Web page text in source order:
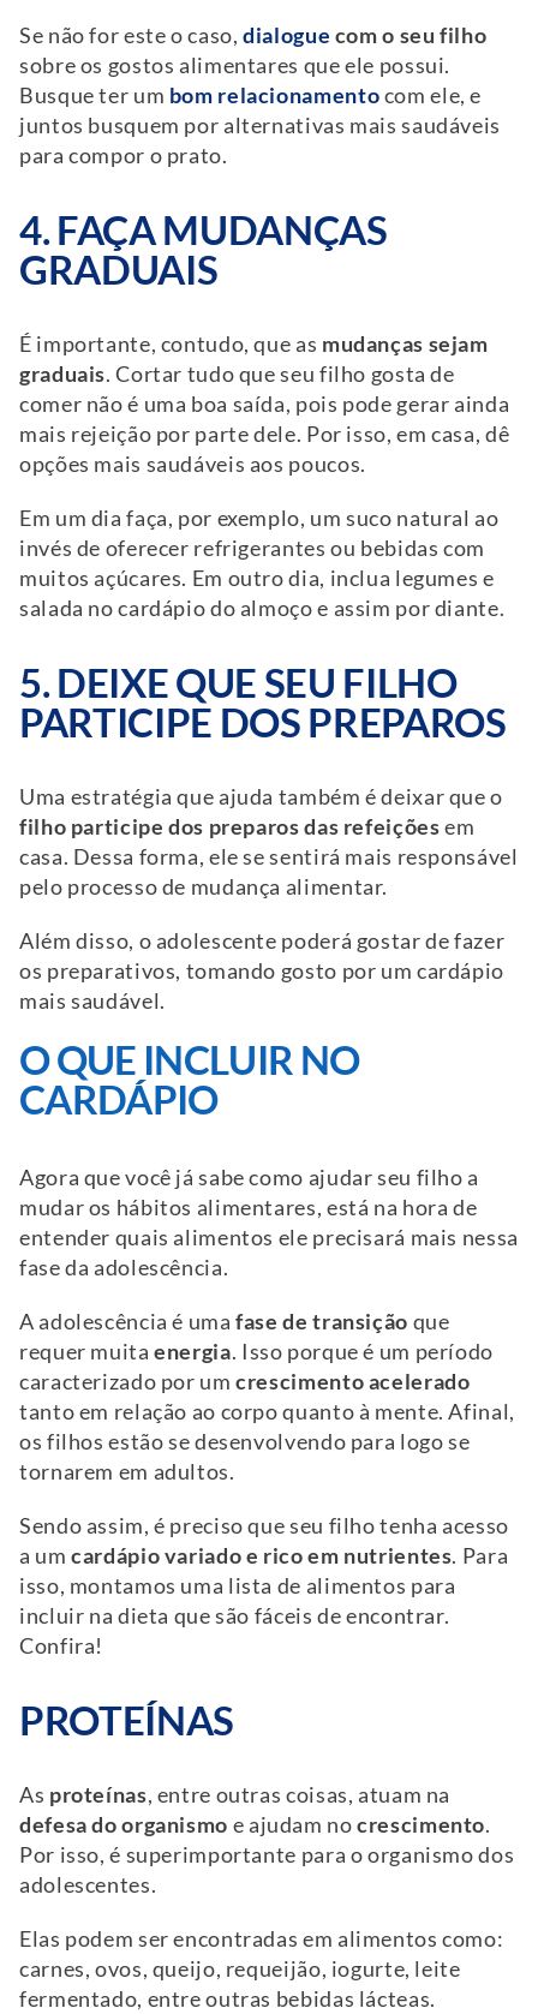
Se não for este o caso,dialogue com o seu filho
sobre os gostos alimentares que ele possui.
Busque ter um bom relacionamentocom ele, e
juntos busquem por alternativas mais saudáveis
para compor o prato.
4. FAÇA MUDANÇAS
GRADUAIS
É importante, contudo, que as mudanças sejam
graduais. Cortar tudo que seu filho gosta de
comer não é uma boa saída, pois pode gerar ainda
mais rejeição por parte dele. Por isso, em casa, dê
opções mais saudáveis aos poucos.
Em um dia faça, por exemplo, um suco natural ao
invés de oferecer refrigerantes ou bebidas com
muitos açúcares. Em outro dia, inclua legumes e
salada no cardápio do almoço e assim por diante.
5. DEIXE QUE SEU FILHO
PARTICIPE DOS PREPAROS
Uma estratégia que ajuda também é deixar que o
filho participe dos preparos das refeiçõesem
casa. Dessa forma, ele se sentirá mais responsável
pelo processo de mudança alimentar.
Além disso, o adolescente poderá gostar de fazer
os preparativos, tomando gosto por um cardápio
mais saudável.
O QUE INCLUIR NO
CARDÁPIO
Agora que você já sabe como ajudar seu filho a
mudar os hábitos alimentares, está na hora de
entender quais alimentos ele precisará mais nessa
fase da adolescência.
A adolescência é umafase de transição que
requer muitaenergia. Isso porque é um período
caracterizado por umcrescimento acelerado
tanto em relação ao corpo quanto à mente. Afinal,
os filhos estão se desenvolvendo para logo se
tornarem em adultos.
Sendo assim, é preciso que seu filho tenha acesso
a umcardápio variado e rico em nutrientes. Para
isso, montamos uma lista de alimentos para
incluir na dieta que são fáceis de encontrar.
Confira!
PROTEÍNAS
As proteínas, entre outras coisas, atuam na
defesa do organismo e ajudam nocrescimento.
Por isso, é superimportante para o organismo dos
adolescentes.
Elas podem ser encontradas em alimentos como:
carnes, ovos, queijo, requeijão, iogurte, leite
fermentado, entre outras bebidas lácteas.